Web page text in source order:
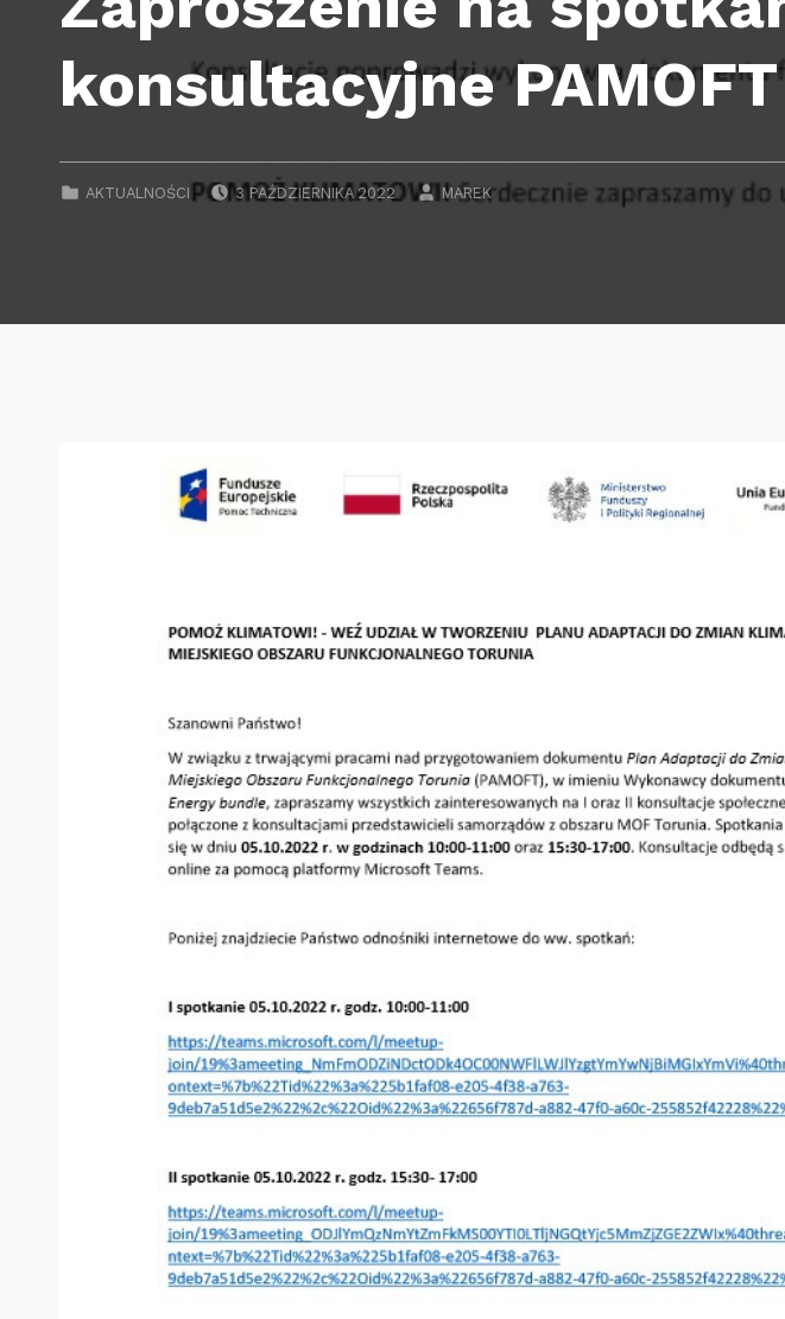
konsultacyjne PAMOFT
AKTUALNOŚCI
POSTED ON:
3 PAŹDZIERNIKA 2022
WRITTEN BY:
MAREK